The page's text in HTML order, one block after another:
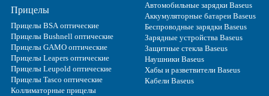
Прицелы
Прицелы BSA оптические
Прицелы Bushnell оптические
Прицелы GAMO оптические
Прицелы Leapers оптические
Прицелы Leupold оптические
Прицелы Tasco оптические
Коллиматорные прицелы
Автомобильные зарядки Baseus
Аккумуляторные батареи Baseus
Беспроводные зарядки Baseus
Зарядные устройства Baseus
Защитные стекла Baseus
Наушники Baseus
Хабы и разветвители Baseus
Кабели Baseus